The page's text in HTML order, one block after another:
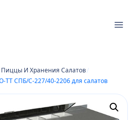
И Хранения Салатов/
ТТ СПБ/С-227/40-2206 для салатов